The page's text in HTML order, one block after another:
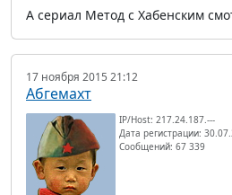
А сериал Метод с Хабенским
17 ноября 2015 21:12
Абгемахт
IP/Host: 217.24.187.---
Дата регистрации:
Сообщений: 67 339